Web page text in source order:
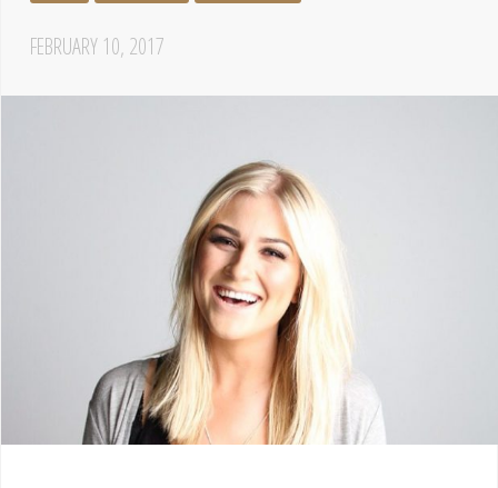
FEBRUARY 10, 2017